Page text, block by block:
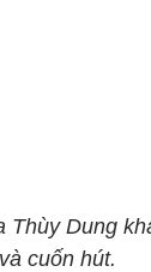
Thùy Dung
và cuốn hút.